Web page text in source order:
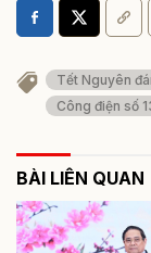
Tết Nguyên
Công điện số
BÀI LIÊN QUAN